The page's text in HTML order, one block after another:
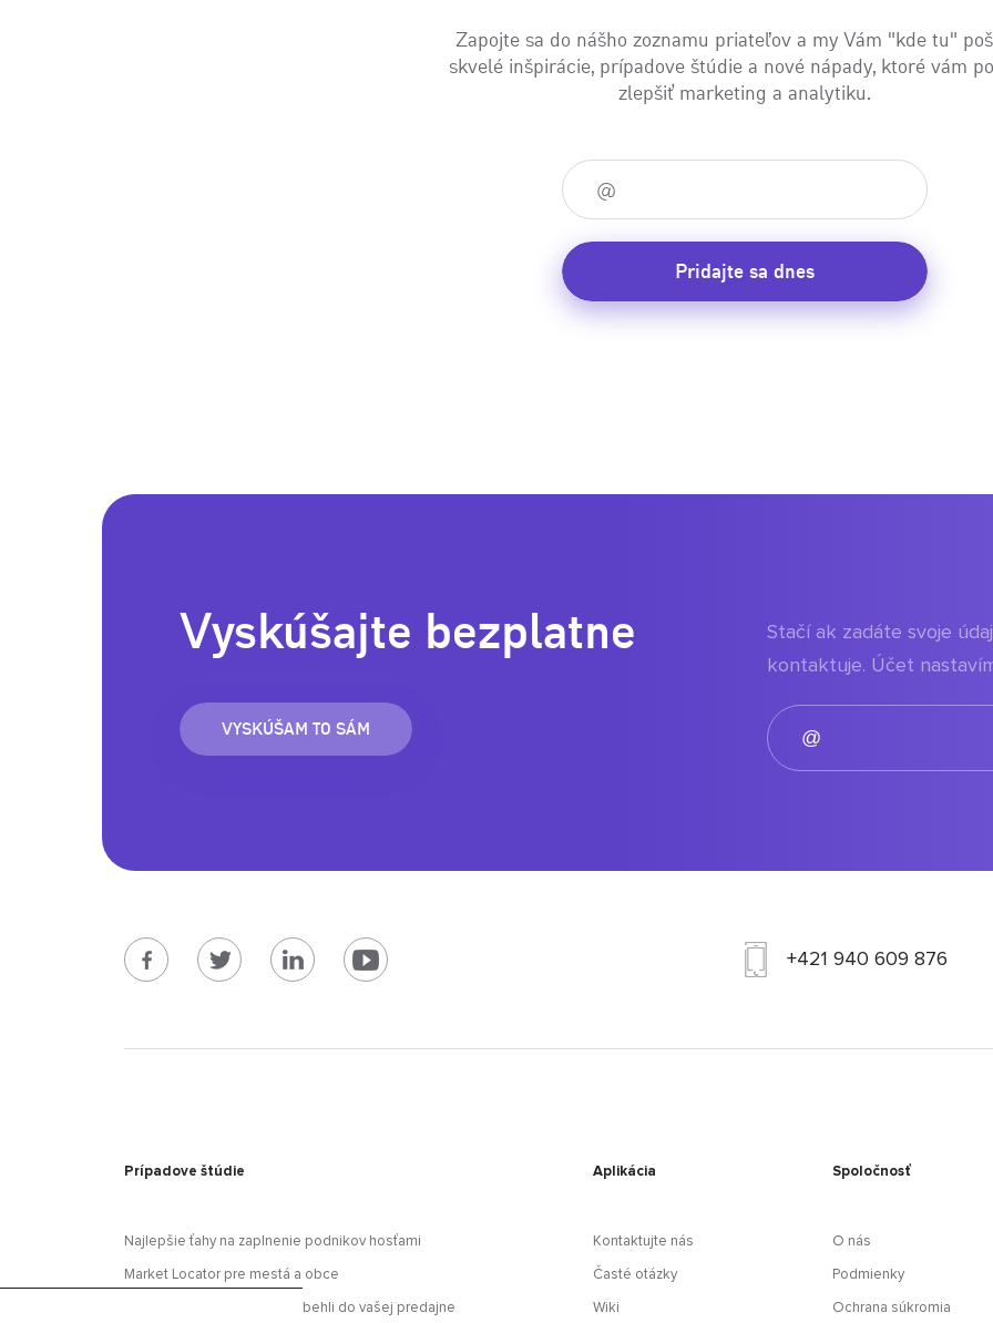
Zapojte sa do nášho zoznamu priateľov a my Vám "kde tu"
skvelé inšpirácie, prípadove štúdie a nové nápady, ktoré vám
zlepšiť marketing a analytiku.
Pridajte sa dnes
Vyskúšajte bezplatne
VYSKÚŠAM TO SÁM
Stačí ak zadáte svoje
kontaktuje. Účet
+421 940 609 876
Prípadove štúdie
Najlepšie ťahy na zaplnenie podnikov hosťami
Market Locator pre mestá a obce
Oslovte športovcov, aby dobehli do vašej predajne
Aplikácia
Kontaktujte nás
Časté otázky
Wiki
Spoločnosť
O nás
Podmienky
Ochrana súkromia